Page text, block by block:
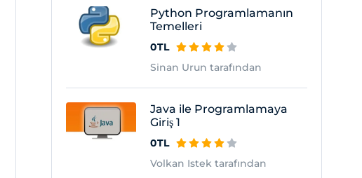
Python Programlamanın
Temelleri
0TL
Sinan Urun tarafından
Java ile Programlamaya
Giriş 1
0TL
Volkan Istek tarafından